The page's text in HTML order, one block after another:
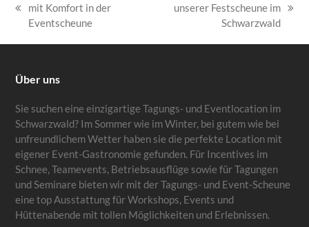
vorheriger
Beitrag:
mit Komfort in der
Eventscheune
Nächster
unserer Festscheune im
Schwarzwald
Über uns
Sie suchen eine einzigartige Tagungs- und Eventlocation im
Schwarzwald? Im Sommer wie im Winter, bei gutem wie bei
unfreundlichem Wetter haben sie die perfekte Location mit
eigener Event-Gastronomie gefunden. Für Incentives im
Schnee, Teamevents, Betriebsausflüge sowie für Tagungen
und Seminare bieten wir mit der Tagungs- und Event-Scheune
eine top Ausstattung für Workshops, Events und
Hüttenabende mit tollen Möglichkeiten und Erlebnissen.